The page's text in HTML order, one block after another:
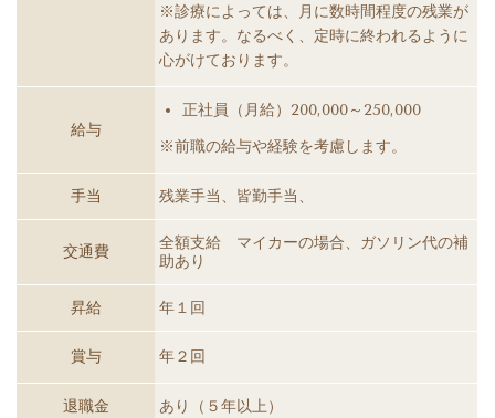
※診療によっては、月に数時間程度の残業が
あります。なるべく、定時に終われるように
心がけております。
給与
正社員（月給）200,000～250,000
※前職の給与や経験を考慮します。
手当 残業手当、皆勤手当、
交通費
全額支給 マイカーの場合、ガソリン代の補
助あり
昇給 年１回
賞与 年２回
退職金 あり（５年以上）